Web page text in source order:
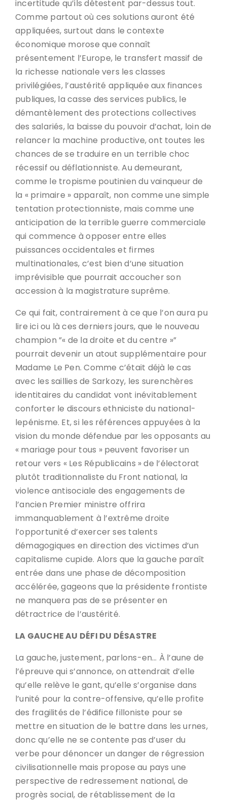
incertitude qu’ils détestent par-dessus tout.
Comme partout où ces solutions auront été
appliquées, surtout dans le contexte
économique morose que connaît
présentement l’Europe, le transfert massif de
la richesse nationale vers les classes
privilégiées, l’austérité appliquée aux finances
publiques, la casse des services publics, le
démantèlement des protections collectives
des salariés, la baisse du pouvoir d’achat, loin de
relancer la machine productive, ont toutes les
chances de se traduire en un terrible choc
récessif ou déflationniste. Au demeurant,
comme le tropisme poutinien du vainqueur de
la « primaire » apparaît, non comme une simple
tentation protectionniste, mais comme une
anticipation de la terrible guerre commerciale
qui commence à opposer entre elles
puissances occidentales et firmes
multinationales, c’est bien d’une situation
imprévisible que pourrait accoucher son
accession à la magistrature suprême.
Ce qui fait, contrairement à ce que l’on aura pu
lire ici ou là ces derniers jours, que le nouveau
champion ”« de la droite et du centre »”
pourrait devenir un atout supplémentaire pour
Madame Le Pen. Comme c’était déjà le cas
avec les saillies de Sarkozy, les surenchères
identitaires du candidat vont inévitablement
conforter le discours ethniciste du national-
lepénisme. Et, si les références appuyées à la
vision du monde défendue par les opposants au
« mariage pour tous » peuvent favoriser un
retour vers « Les Républicains » de l’électorat
plutôt traditionnaliste du Front national, la
violence antisociale des engagements de
l’ancien Premier ministre offrira
immanquablement à l’extrême droite
l’opportunité d’exercer ses talents
démagogiques en direction des victimes d’un
capitalisme cupide. Alors que la gauche paraît
entrée dans une phase de décomposition
accélérée, gageons que la présidente frontiste
ne manquera pas de se présenter en
détractrice de l’austérité.
LA GAUCHE AU DÉFI DU DÉSASTRE
La gauche, justement, parlons-en… À l’aune de
l’épreuve qui s’annonce, on attendrait d’elle
qu’elle relève le gant, qu’elle s’organise dans
l’unité pour la contre-offensive, qu’elle profite
des fragilités de l’édifice filloniste pour se
mettre en situation de le battre dans les urnes,
donc qu’elle ne se contente pas d’user du
verbe pour dénoncer un danger de régression
civilisationnelle mais propose au pays une
perspective de redressement national, de
progrès social, de rétablissement de la